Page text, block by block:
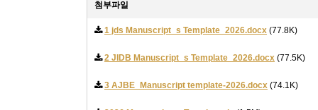
첨부파일
1 jds Manuscript_s Template_2026.docx (77.8K)
2 JIDB Manuscript_s Template_2026.docx (77.5K)
3 AJBE_Manuscript template-2026.docx (74.1K)